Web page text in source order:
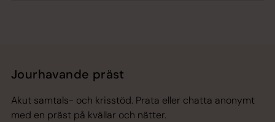
Jourhavande präst
Akut samtals- och krisstöd. Prata eller chatta anonymt
med en präst på kvällar och nätter.